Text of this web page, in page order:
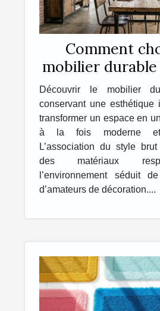
Comment
mobilier durable
esthétique
Découvrir le mobilier
conservant une esthétique
transformer un espace en
à la fois moderne et
L’association du style
des matériaux
l’environnement séduit
d’amateurs de décoration....